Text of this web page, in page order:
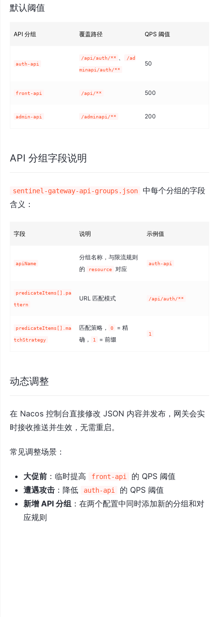
默认阈值
API 分组 覆盖路径 QPS 阈值
auth-api
/api/auth/** 、
/ad
minapi/auth/**
50
front-api /api/** 500
admin-api /adminapi/** 200
API 分组字段说明
sentinel-gateway-api-groups.json
中每个分组的字段
含义：
字段 说明 示例值
apiName
分组名称，与限流规则
的
resource 对应
auth-api
predicateItems[].pa
ttern
URL 匹配模式 /api/auth/**
predicateItems[].ma
tchStrategy
匹配策略， 0
= 精
确，
1 = 前缀
1
动态调整
在 Nacos 控制台直接修改 JSON 内容并发布，网关会实
时接收推送并生效，无需重启。
常见调整场景：
大促前 ：临时提高 front-api
的 QPS 阈值
遭遇攻击 ：降低 auth-api
的 QPS 阈值
新增 API 分组 ：在两个配置中同时添加新的分组和对
应规则